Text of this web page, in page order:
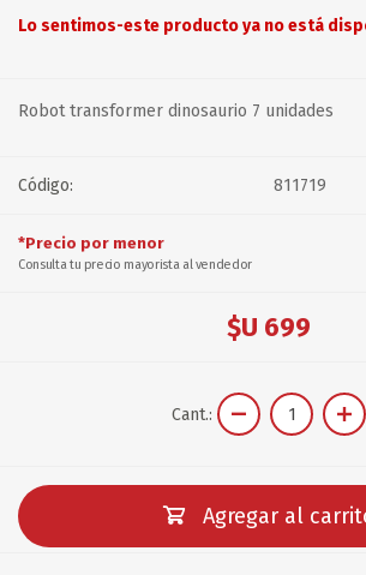
Lo sentimos-este producto ya no está
Robot transformer dinosaurio 7 unidades
Código: 811719
*Precio por menor
Consulta tu precio mayorista al vendedor
$U 699
Cant.:
Agregar al